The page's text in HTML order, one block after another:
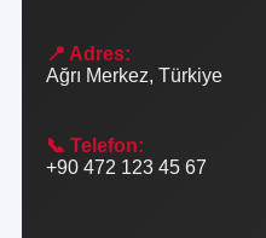
📍 Adres:
Ağrı Merkez, Türkiye
📞 Telefon:
+90 472 123 45 67